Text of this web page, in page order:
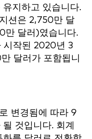
지하고 있습니다.
션은 2,750만 달
만 달러)였습니다.
시작된 2020년 3
달러가 포함됩니
변경됨에 따라 9
것입니다. 회계